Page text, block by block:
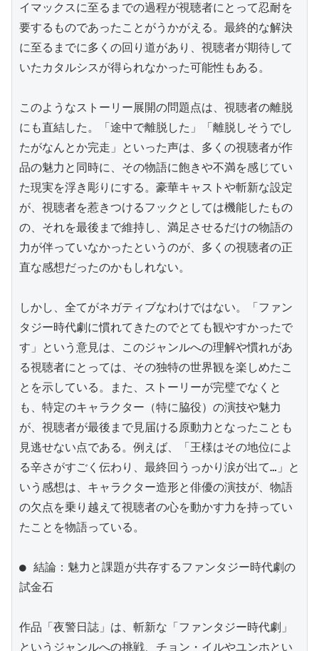
イマックスに至るまでの過程が視聴者にとって忍耐を
要するものであったことがうかがえる。最終的な解決
に至るまでに多くの回り道があり、視聴者が期待して
いたカタルシスが得られなかった可能性もある。
このようなストーリー展開の問題点は、視聴者の離脱
にも直結した。「途中で離脱した」「離脱しそうでし
たがなんとか完走」といった声は、多くの視聴者が作
品の魅力と同時に、その物語に飽きや不満を感じてい
た現実を浮き彫りにする。豪華キャストや斬新な設定
が、視聴者を惹きつけるフックとしては機能したもの
の、それを最後まで維持し、満足させるだけの物語の
力が伴っていなかったというのが、多くの視聴者の正
直な感想だったのかもしれない。
しかし、全てがネガティブなわけではない。「ファン
タジー時代劇に慣れてきたのでとても観やすかったで
す」という意見は、このジャンルへの理解や慣れがあ
る視聴者にとっては、その独特の世界観を楽しめたこ
とを示している。また、ストーリーが完璧でなくと
も、特定のキャラクター（特に脇役）の演技や魅力
が、視聴者が最後まで見届ける原動力となったことも
見逃せない点である。例えば、「王様はその地位によ
る辛さがすごく伝わり、最終回うっかり涙が出て…」と
いう感想は、キャラクター造形と俳優の演技が、物語
の欠点を乗り越えて視聴者の心を動かす力を持ってい
たことを物語っている。
● 結論：魅力と課題が共存するファンタジー時代劇の
試金石
作品「夜警日誌」は、斬新な「ファンタジー時代劇」
というジャンルへの挑戦、チョン・イルやユンホとい